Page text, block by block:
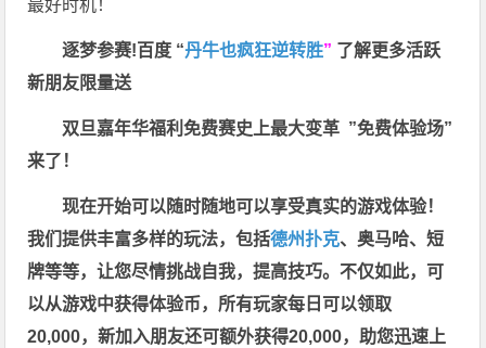
最好时机！
逐梦参赛!百度 “丹牛也疯狂逆转胜” 了解更多活跃
新朋友限量送
双旦嘉年华福利免费赛史上最大变革 ”免费体验场”
来了！
现在开始可以随时随地可以享受真实的游戏体验！
我们提供丰富多样的玩法，包括德州扑克、奥马哈、短
牌等等，让您尽情挑战自我，提高技巧。不仅如此， 可
以从游戏中获得体验币，所有玩家每日可以领取
20,000，新加入朋友还可额外获得20,000，助您迅速上